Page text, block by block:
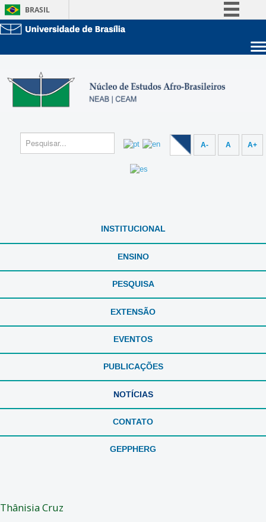
BRASIL
Acesso à informaçãoEstude na UnB
A- A A+
INSTITUCIONAL
ENSINO
PESQUISA
EXTENSÃO
EVENTOS
PUBLICAÇÕES
NOTÍCIAS
CONTATO
GEPPHERG
Thânisia Cruz